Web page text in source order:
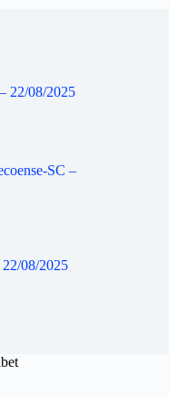
22/08/2025
SC –
08/2025